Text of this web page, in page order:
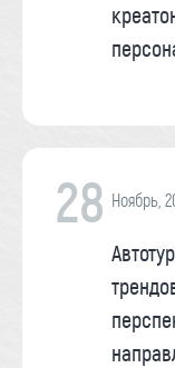
28 Ноябрь,